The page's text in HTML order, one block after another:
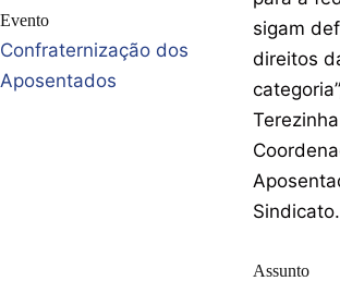
Evento
Confraternização dos
Aposentados
sigam
direitos
Sindicato.
Assunto